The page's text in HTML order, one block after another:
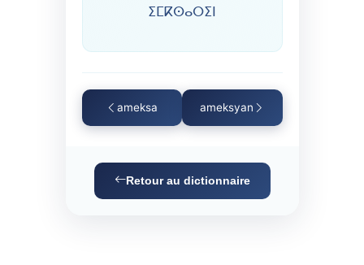
ⵉⵎⴽⵙⴰⵔⵉⵏ
ameksa ameksyan
Retour au dictionnaire